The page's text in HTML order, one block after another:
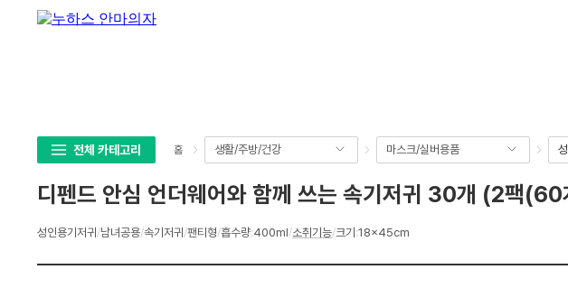
전체 카테고리 홈 생활/주방/건강 마스크/실버용품
디펜드 안심 언더웨어와 함께 쓰는 속기저귀 30개 (2팩
상
성인용기저귀 /남녀공용/속기저귀 /팬티형/흡수량:400ml/소취기능/크기 :18x45cm